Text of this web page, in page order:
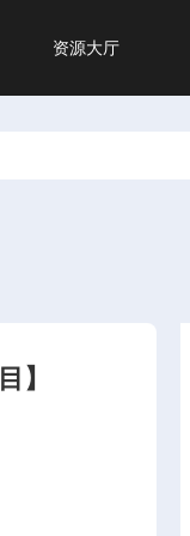
资源大厅
】